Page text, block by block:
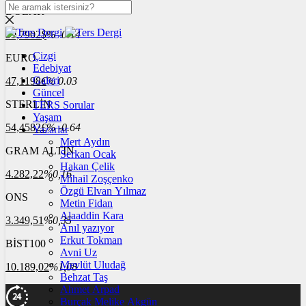
DOLAR
39,7902$% -0.14
EURO
47,1198€% 0.03
STERLİN
54,4582£% -0.64
GRAM ALTIN
4.282,22%0,16
ONS
3.349,51 %0,35
BİST100
10.189,02%1,08
Çizgi
Edebiyat
Galeri
Güncel
TERS Sorular
Yaşam
Yazarlar
Mert Aydın
Serkan Ocak
Hakan Çelik
Mihail Zoşçenko
Özgü Elvan Yılmaz
Metin Fidan
Alaaddin Kara
Anıl yazıyor
Erkut Tokman
Avni Uz
Mevlüt Uludağ
Behzat Taş
Ahmet Arpad
Burçak Melike Akgün